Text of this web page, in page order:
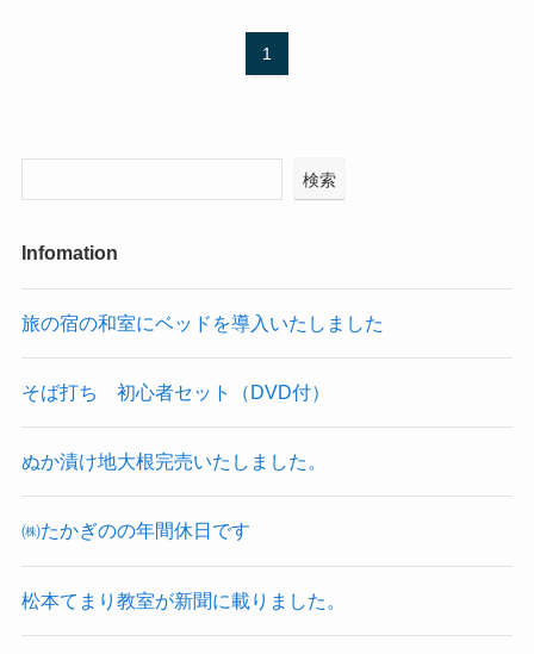
1
検索
Infomation
旅の宿の和室にベッドを導入いたしました
そば打ち 初心者セット（DVD付）
ぬか漬け地大根完売いたしました。
㈱たかぎのの年間休日です
松本てまり教室が新聞に載りました。